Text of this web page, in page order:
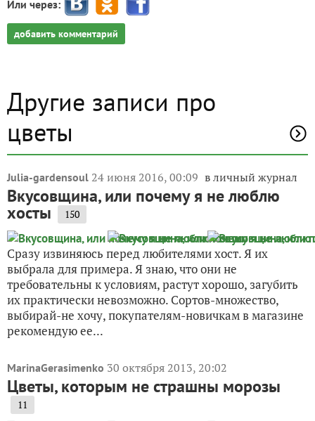
Или через:
добавить комментарий
Другие записи про
цветы
Julia-gardensoul 24 июня 2016, 00:09 в личный журнал
Вкусовщина, или почему я не люблю
хосты 150
Сразу извиняюсь перед любителями хост. Я их
выбрала для примера. Я знаю, что они не
требовательны к условиям, растут хорошо, загубить
их практически невозможно. Сортов-множество,
выбирай-не хочу, покупателям-новичкам в магазине
рекомендую ее...
MarinaGerasimenko 30 октября 2013, 20:02
Цветы, которым не страшны морозы
11